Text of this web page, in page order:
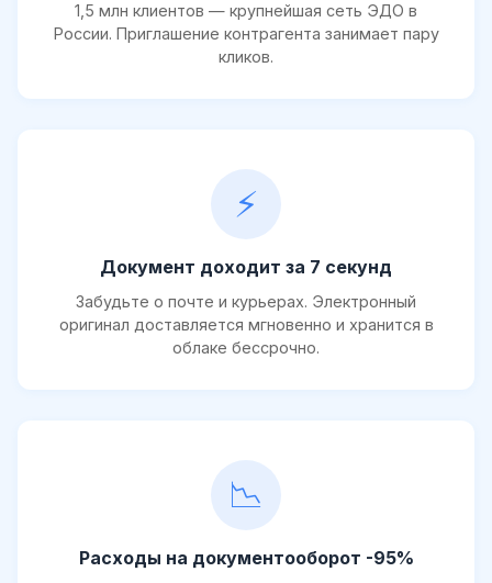
1,5 млн клиентов — крупнейшая сеть ЭДО в
России. Приглашение контрагента занимает пару
кликов.
⚡
Документ доходит за 7 секунд
Забудьте о почте и курьерах. Электронный
оригинал доставляется мгновенно и хранится в
облаке бессрочно.
📉
Расходы на документооборот -95%